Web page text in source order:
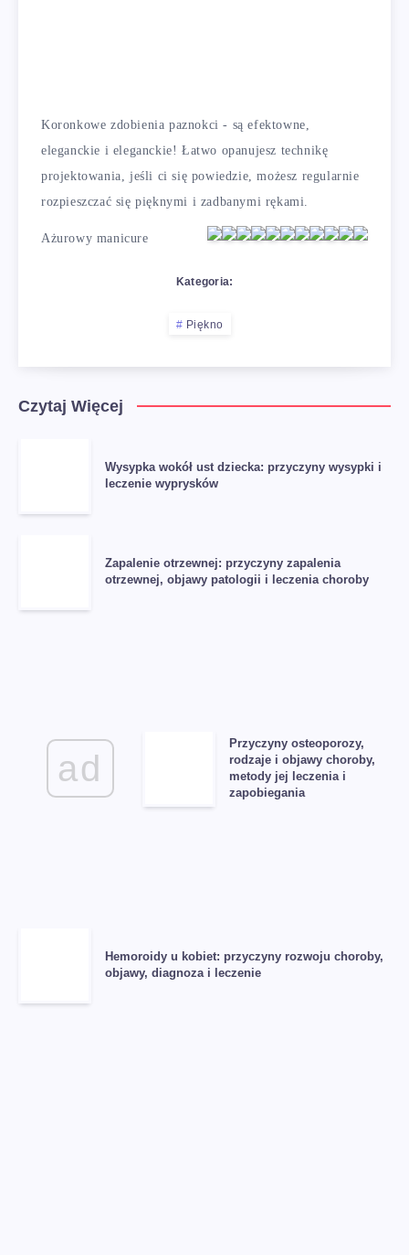
Koronkowe zdobienia paznokci - są efektowne,
eleganckie i eleganckie! Łatwo opanujesz technikę
projektowania, jeśli ci się powiedzie, możesz regularnie
rozpieszczać się pięknymi i zadbanymi rękami.
Ażurowy manicure
Kategoria:
Piękno
Czytaj Więcej
Wysypka wokół ust dziecka: przyczyny wysypki i
leczenie wyprysków
Zapalenie otrzewnej: przyczyny zapalenia
otrzewnej, objawy patologii i leczenia choroby
ad
Przyczyny osteoporozy,
rodzaje i objawy choroby,
metody jej leczenia i
zapobiegania
Hemoroidy u kobiet: przyczyny rozwoju choroby,
objawy, diagnoza i leczenie